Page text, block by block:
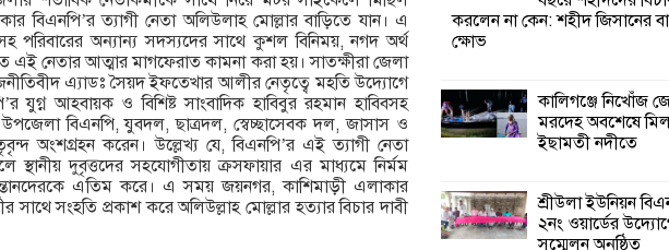
বিএনপি’র ত্যাগী নেতা অলিউলাহ মোল্লার বাড়িতে যান। এ
পরিবারের অন্যান্য সদস্যদের সাথে কুশল বিনিময়, নগদ অর্থ
এই নেতার আত্মার মাগফেরাত কামনা করা হয়। সাতক্ষীরা জেলা
এ্যাডঃ সৈয়দ ইফতেখার আলীর নেতৃত্বে মহতি উদ্যোগে
যুগ্ন আহবায়ক ও বিশিষ্ট সাংবাদিক হাবিবুর রহমান হাবিবসহ
বিএনপি, যুবদল, ছাত্রদল, স্বেচ্ছাসেবক দল, জাসাস ও
অংশগ্রহন করেন। উল্লেখ্য যে, বিএনপি’র এই ত্যাগী নেতা
স্থানীয় দুবৃত্তদের সহযোগীতায় ক্রসফায়ার এর মাধ্যমে নির্মম
এতিম করে। এ সময় জয়নগর, কাশিমাড়ী এলাকার
সাথে সংহতি প্রকাশ করে অলিউল্লাহ মোল্লার হত্যার বিচার দাবী
শ্যামনগরে জলবায়ু
শিখন ও অভিজ্ঞতা বিনিময় সভা
শ্যামনগরে বনবিভাগ
মতবিনিময় সভা
করলেন না কেন: শহীদ জিসানের
ক্ষোভ
কালিগঞ্জে নিখোঁজ
মরদেহ অবশেষে
ইছামতী নদীতে
শ্রীউলা ইউনিয়ন
২নং ওয়ার্ডের
সম্মেলন অনুষ্ঠিত